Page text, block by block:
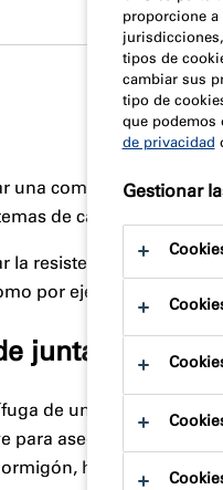
una compartimentación
de carpintería
la resistencia al fuego
por ejemplo
juntas
de un tabique o
para asegurar la
hormigón
proporcione a
tipos de
cambiar sus
tipo de
que podemos
de privacidad
Gestionar